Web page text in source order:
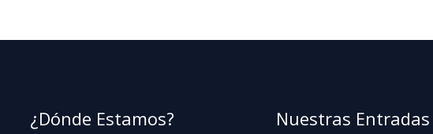
¿Dónde Estamos? Nuestras Entradas